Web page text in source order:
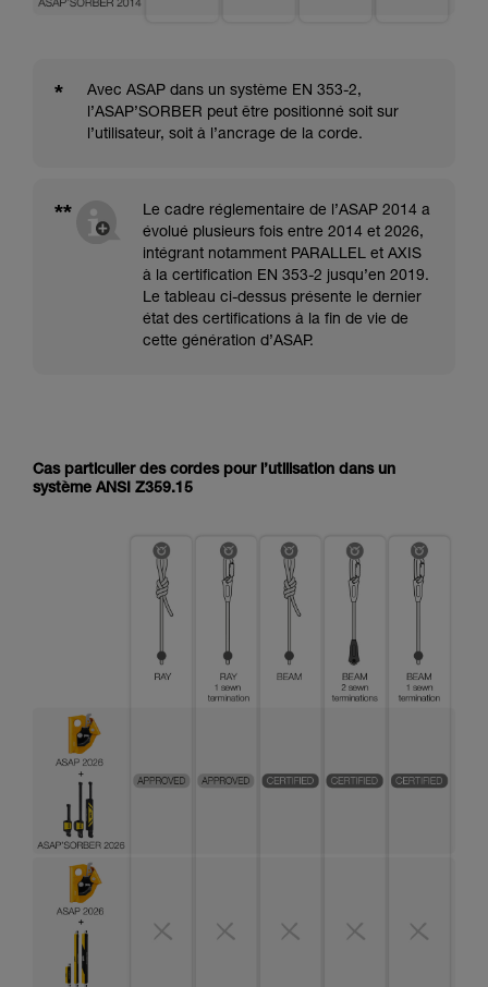
*
Avec ASAP dans un système EN 353-2,
l’ASAP’SORBER peut être positionné soit sur
l’utilisateur, soit à l’ancrage de la corde.
**
Le cadre réglementaire de l’ASAP 2014 a
évolué plusieurs fois entre 2014 et 2026,
intégrant notamment PARALLEL et AXIS
à la certification EN 353-2 jusqu’en 2019.
Le tableau ci-dessus présente le dernier
état des certifications à la fin de vie de
cette génération d’ASAP.
Cas particulier des cordes pour l’utilisation dans un
système ANSI Z359.15